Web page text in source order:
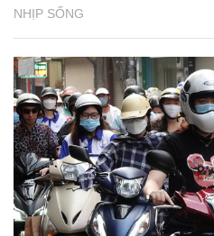
NHỊP SỐNG